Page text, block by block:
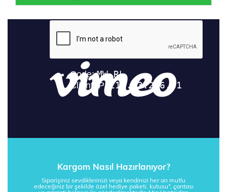
Kargom Nasıl Hazırlanıyor?
Siparişiniz sevdiklerinizi veya kendinizi her an mutlu
edeceğiniz bir şekilde özel hediye paketi, kutusu*, çantası